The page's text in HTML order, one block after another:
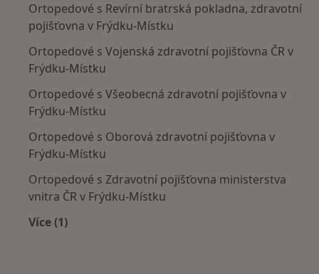
Ortopedové s Revírní bratrská pokladna, zdravotní
pojišťovna v Frýdku-Místku
Ortopedové s Vojenská zdravotní pojišťovna ČR v
Frýdku-Místku
Ortopedové s Všeobecná zdravotní pojišťovna v
Frýdku-Místku
Ortopedové s Oborová zdravotní pojišťovna v
Frýdku-Místku
Ortopedové s Zdravotní pojišťovna ministerstva
vnitra ČR v Frýdku-Místku
Více (1)